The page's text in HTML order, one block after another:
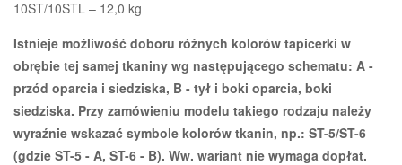
10ST/10STL – 12,0 kg
Istnieje możliwość doboru różnych kolorów tapicerki w
obrębie tej samej tkaniny wg następującego schematu: A -
przód oparcia i siedziska, B - tył i boki oparcia, boki
siedziska. Przy zamówieniu modelu takiego rodzaju należy
wyraźnie wskazać symbole kolorów tkanin, np.: ST-5/ST-6
(gdzie ST-5 - A, ST-6 - B). Ww. wariant nie wymaga dopłat.